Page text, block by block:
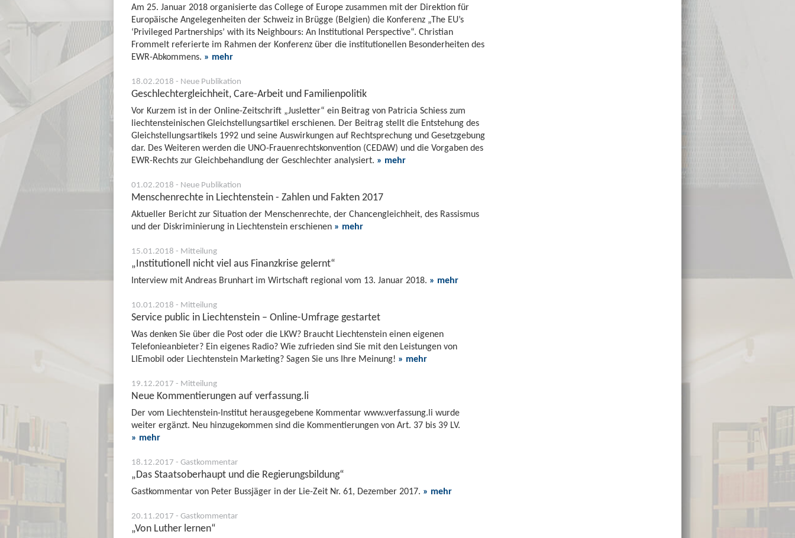
Am 25. Januar 2018 organisierte das College of Europe zusammen mit der Direktion für
Europäische Angelegenheiten der Schweiz in Brügge (Belgien) die Konferenz „The EU’s
‘Privileged Partnerships’ with its Neighbours: An Institutional Perspective“. Christian
Frommelt referierte im Rahmen der Konferenz über die institutionellen Besonderheiten des
EWR-Abkommens. » mehr
18.02.2018 - Neue Publikation
Geschlechtergleichheit, Care-Arbeit und Familienpolitik
Vor Kurzem ist in der Online-Zeitschrift „Jusletter“ ein Beitrag von Patricia Schiess zum
liechtensteinischen Gleichstellungsartikel erschienen. Der Beitrag stellt die Entstehung des
Gleichstellungsartikels 1992 und seine Auswirkungen auf Rechtsprechung und Gesetzgebung
dar. Des Weiteren werden die UNO-Frauenrechtskonvention (CEDAW) und die Vorgaben des
EWR-Rechts zur Gleichbehandlung der Geschlechter analysiert. » mehr
01.02.2018 - Neue Publikation
Menschenrechte in Liechtenstein - Zahlen und Fakten 2017
Aktueller Bericht zur Situation der Menschenrechte, der Chancengleichheit, des Rassismus
und der Diskriminierung in Liechtenstein erschienen » mehr
15.01.2018 - Mitteilung
„Institutionell nicht viel aus Finanzkrise gelernt“
Interview mit Andreas Brunhart im Wirtschaft regional vom 13. Januar 2018. » mehr
10.01.2018 - Mitteilung
Service public in Liechtenstein – Online-Umfrage gestartet
Was denken Sie über die Post oder die LKW? Braucht Liechtenstein einen eigenen
Telefonieanbieter? Ein eigenes Radio? Wie zufrieden sind Sie mit den Leistungen von
LIEmobil oder Liechtenstein Marketing? Sagen Sie uns Ihre Meinung! » mehr
19.12.2017 - Mitteilung
Neue Kommentierungen auf verfassung.li
Der vom Liechtenstein-Institut herausgegebene Kommentar www.verfassung.li wurde
weiter ergänzt. Neu hinzugekommen sind die Kommentierungen von Art. 37 bis 39 LV.
» mehr
18.12.2017 - Gastkommentar
„Das Staatsoberhaupt und die Regierungsbildung“
Gastkommentar von Peter Bussjäger in der Lie-Zeit Nr. 61, Dezember 2017. » mehr
20.11.2017 - Gastkommentar
„Von Luther lernen“